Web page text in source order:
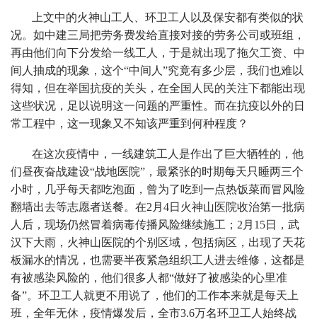
上文中的火神山工人、环卫工人以及保安都有类似的状
况。如中建三局把劳务费发给直接对接的劳务公司或班组，
再由他们向下分发给一线工人，于是就出现了拖欠工资、中
间人抽成的现象，这个“中间人”究竟有多少层，我们也难以
得知，但在举国抗疫的关头，在全国人民的关注下都能出现
这些状况，足以说明这一问题的严重性。而在抗疫以外的日
常工程中，这一现象又不知该严重到何种程度？
在这次疫情中，一线建筑工人是作出了巨大牺牲的，他
们昼夜奋战建设“战地医院”，最紧张的时期每天只睡两三个
小时，几乎每天都吃泡面，曾为了吃到一点热饭菜而冒风险
翻墙出去等志愿者送餐。在2月4日火神山医院收治第一批病
人后，现场仍然冒着病毒传播风险继续施工；2月15日，武
汉下大雨，火神山医院的个别区域，包括病区，出现了天花
板漏水的情况，也需要半夜紧急组织工人进去维修，这都是
有被感染风险的，他们很多人都“做好了被感染的心里准
备”。环卫工人就更不用说了，他们的工作本来就是每天上
班，全年无休，疫情爆发后，全市3.6万名环卫工人始终战